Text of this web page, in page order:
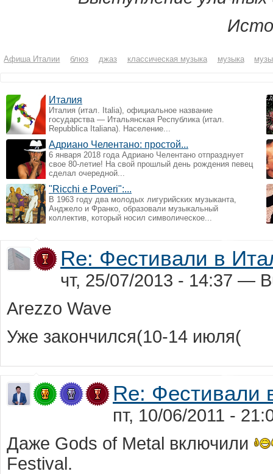
Афиша Италии блюз джаз классическая музыка музыка
Италия
Италия (итал. Italia), официальное название
государства — Итальянская Республика (итал.
Repubblica Italiana). Население...
Адриано Челентано: простой...
6 января 2018 года Адриано Челентано отпразднует
свое 80-летие! На свой прошлый день рождения певец
сделал очередной...
"Ricchi e Poveri":...
В 1963 году два молодых лигурийских музыканта,
Анджело и Франко, образовали музыкальный
коллектив, который носил символическое...
Re: Фестивали в
чт, 25/07/2013 - 14:37 —
Arezzo Wave
Уже закончился(10-14 июля(
Re: Фестивали
пт, 10/06/2011 -
Даже Gods of Metal включили
Festival.